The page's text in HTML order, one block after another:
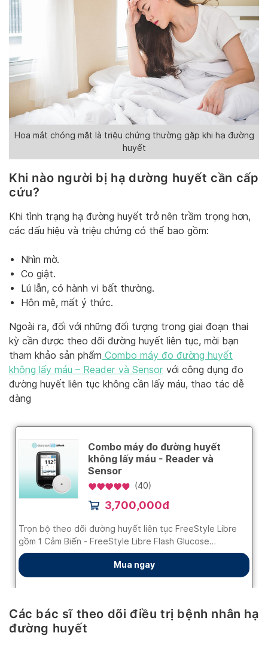
Hoa mắt chóng mặt là triệu chứng thường gặp khi hạ đường
huyết
Khi nào người bị hạ dường huyết cần cấp
cứu?
Khi tình trạng hạ đường huyết trở nên trầm trọng hơn,
các dấu hiệu và triệu chứng có thể bao gồm:
Nhìn mờ.
Co giật.
Lú lẫn, có hành vi bất thường.
Hôn mê, mất ý thức.
Ngoài ra, đối với những đối tượng trong giai đoạn thai
kỳ cần được theo dõi đường huyết liên tục, mời bạn
tham khảo sản phẩm Combo máy đo đường huyết
không lấy máu – Reader và Sensor với công dụng đo
đường huyết liên tục không cần lấy máu, thao tác dễ
dàng
Các bác sĩ theo dõi điều trị bệnh nhân hạ
đường huyết